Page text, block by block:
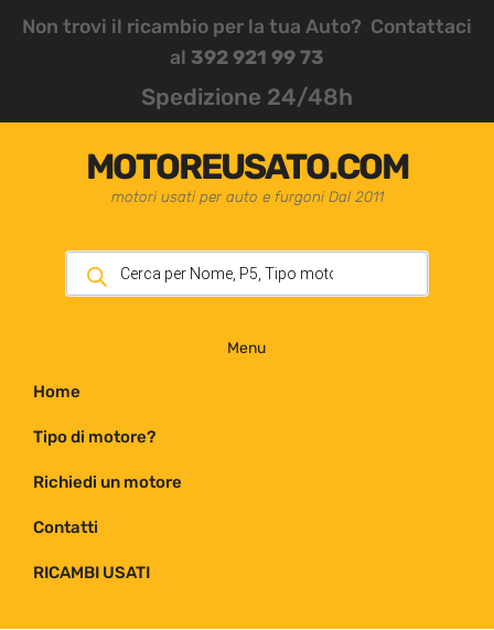
Non trovi il ricambio per la tua Auto? Contattaci
al 392 921 99 73
Spedizione 24/48h
MOTOREUSATO.COM
motori usati per auto e furgoni Dal 2011
Menu
Home
Tipo di motore?
Richiedi un motore
Contatti
RICAMBI USATI